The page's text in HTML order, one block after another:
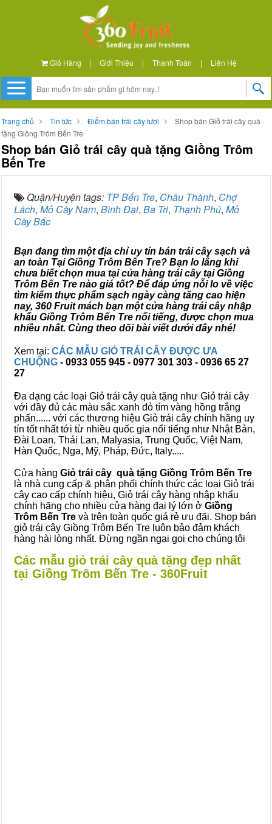
Giỏ Hàng | Giới Thiệu | Thanh Toán | Liên Hệ
Trang chủ Tin tức Điểm bán trái cây tươi
Shop bán Giỏ trái cây quà
tặng Giồng Trôm Bến Tre
Shop bán Giỏ trái cây quà tặng Giồng Trôm
Bến Tre
Quận/Huyện tags: TP Bến Tre, Châu Thành, Chợ
Lách, Mỏ Cày Nam, Bình Đại, Ba Tri, Thạnh Phú, Mỏ
Cày Bắc
Bạn đang tìm một địa chỉ uy tín bán trái cây sạch và
an toàn Tại Giồng Trôm Bến Tre? Bạn lo lắng khi
chưa biết chọn mua tại cửa hàng trái cây tại Giồng
Trôm Bến Tre nào giá tốt? Để đáp ứng nỗi lo về việc
tìm kiếm thực phẩm sạch ngày càng tăng cao hiện
nay, 360 Fruit mách bạn một cửa hàng trái cây nhập
khẩu Giồng Trôm Bến Tre nổi tiếng, được chọn mua
nhiều nhất. Cùng theo dõi bài viết dưới đây nhé!
Xem tại: CÁC MẪU GIỎ TRÁI CÂY ĐƯỢC ƯA
CHUỘNG - 0933 055 945 - 0977 301 303 - 0936 65 27
27
Đa dạng các loại Giỏ trái cây quà tặng như Giỏ trái cây
với đầy đủ các màu sắc xanh đỏ tím vàng hồng trắng
phấn...... với các thương hiệu Giỏ trái cây chính hãng uy
tín tốt nhất tới từ nhiều quốc gia nổi tiếng như Nhật Bản,
Đài Loan, Thái Lan, Malyasia, Trung Quốc, Việt Nam,
Hàn Quốc, Nga, Mỹ, Pháp, Đức, Italy.....
Cửa hàng Giỏ trái cây quà tặng Giồng Trôm Bến Tre
là nhà cung cấp & phân phối chính thức các loại Giỏ trái
cây cao cấp chính hiệu, Giỏ trái cây hàng nhập khẩu
chính hãng cho nhiều cửa hàng đại lý lớn ở Giồng
Trôm Bến Tre và trên toàn quốc giá rẻ ưu đãi. Shop bán
giỏ trái cây Giồng Trôm Bến Tre luôn bảo đảm khách
hàng hài lòng nhất. Đừng ngần ngại gọi cho chúng tôi
Các mẫu giỏ trái cây quà tặng đẹp nhất
tại Giồng Trôm Bến Tre - 360Fruit